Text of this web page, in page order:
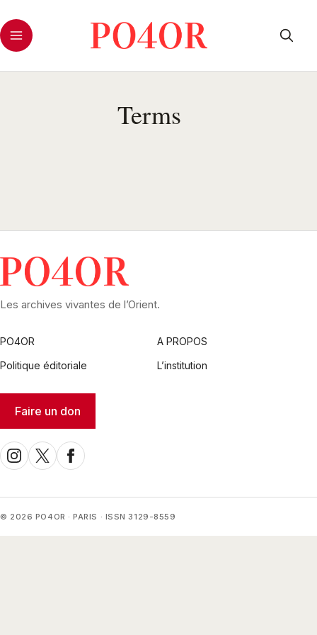
Terms
Les archives vivantes de l’Orient.
PO4OR
A PROPOS
Politique éditoriale
L’institution
Faire un don
© 2026 PO4OR · PARIS · ISSN 3129-8559